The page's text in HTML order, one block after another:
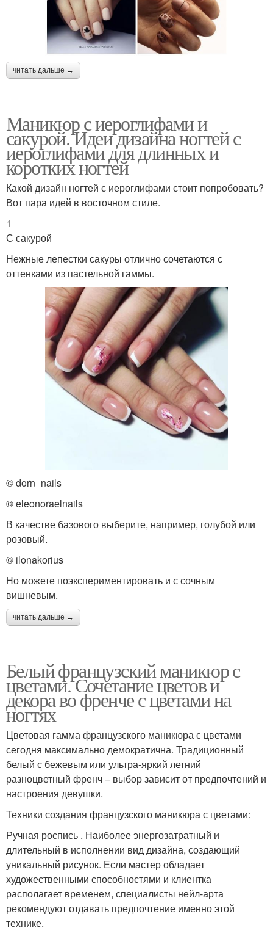
читать дальше →
Маникюр с иероглифами и
сакурой. Идеи дизайна ногтей с
иероглифами для длинных и
коротких ногтей
Какой дизайн ногтей с иероглифами стоит попробовать?
Вот пара идей в восточном стиле.
1
С сакурой
Нежные лепестки сакуры отлично сочетаются с
оттенками из пастельной гаммы.
© dorn_nails
© eleonoraelnails
В качестве базового выберите, например, голубой или
розовый.
© ilonakorius
Но можете поэкспериментировать и с сочным
вишневым.
читать дальше →
Белый французский маникюр с
цветами. Сочетание цветов и
декора во френче с цветами на
ногтях
Цветовая гамма французского маникюра с цветами
сегодня максимально демократична. Традиционный
белый с бежевым или ультра-яркий летний
разноцветный френч – выбор зависит от предпочтений и
настроения девушки.
Техники создания французского маникюра с цветами:
Ручная роспись . Наиболее энергозатратный и
длительный в исполнении вид дизайна, создающий
уникальный рисунок. Если мастер обладает
художественными способностями и клиентка
располагает временем, специалисты нейл-арта
рекомендуют отдавать предпочтение именно этой
технике.